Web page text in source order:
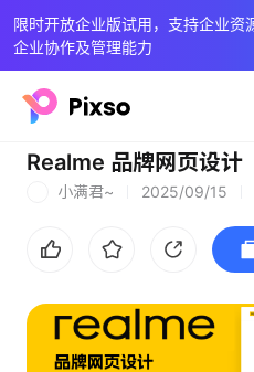
限时开放企业版试用，支持企业资
企业协作及管理能力
Realme 品牌网页设计
小满君~ 2025/09/15